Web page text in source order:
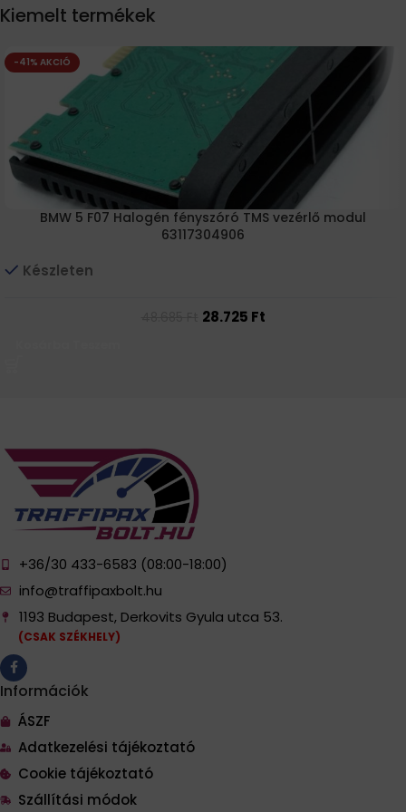
Kiemelt termékek
-41% AKCIÓ
BMW 5 F07 Halogén fényszóró TMS vezérlő modul
63117304906
Készleten
28.725 Ft
+36/30 433-6583 (08:00-18:00)
info@traffipaxbolt.hu
1193 Budapest, Derkovits Gyula utca 53.
(CSAK SZÉKHELY)
Információk
ÁSZF
Adatkezelési tájékoztató
Cookie tájékoztató
Szállítási módok